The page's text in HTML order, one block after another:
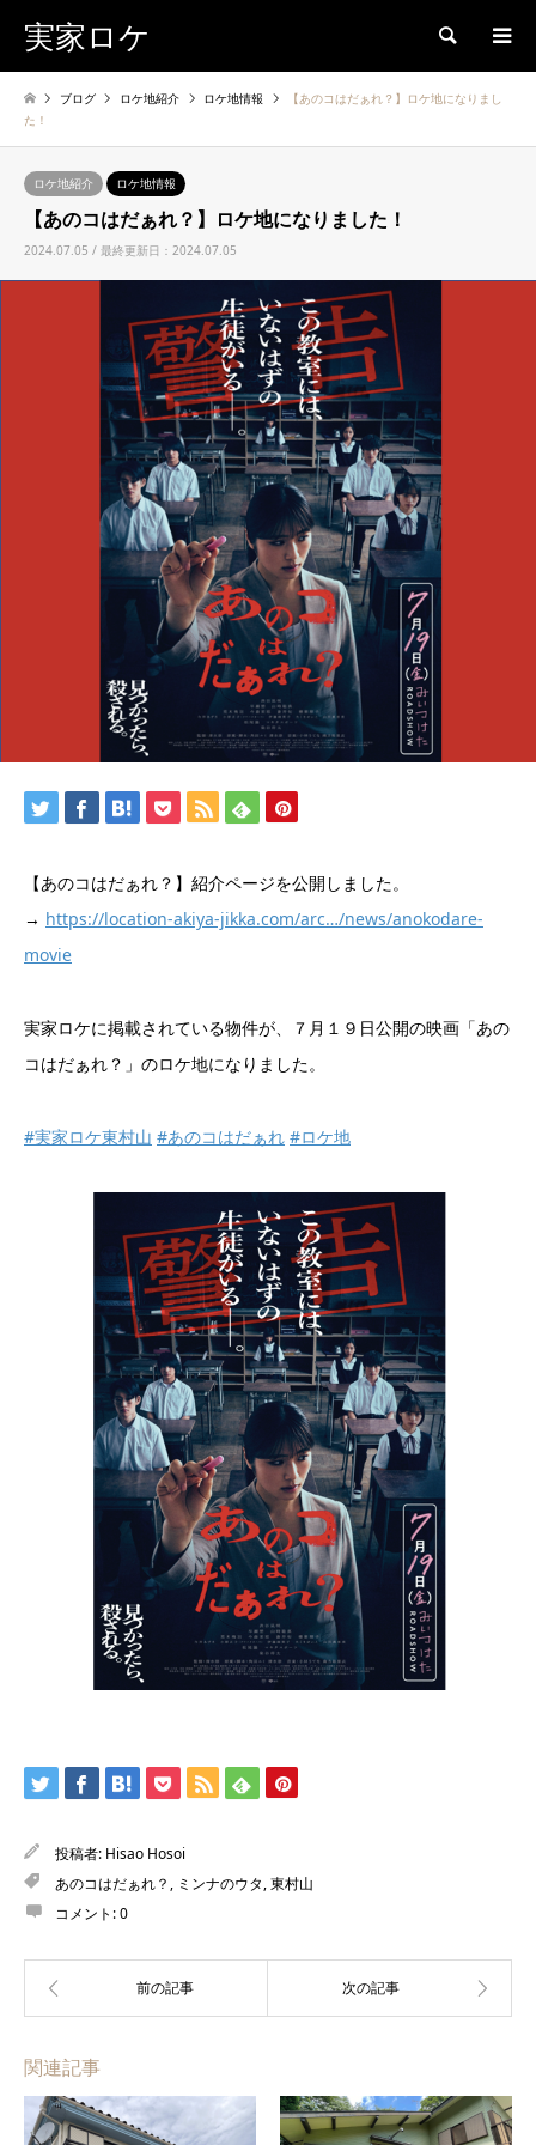
実家ロケ 検索
ブログ ロケ地紹介 ロケ地情報
【あのコはだぁれ？】ロケ地になりまし
た！
ロケ地紹介 ロケ地情報
【あのコはだぁれ？】ロケ地になりました！
2024.07.05 / 最終更新日：2024.07.05
【あのコはだぁれ？】紹介ページを公開しました。
→ https://location-akiya-jikka.com/arc…/news/anokodare-
movie
実家ロケに掲載されている物件が、７月１９日公開の映画「あの
コはだぁれ？」のロケ地になりました。
#実家ロケ東村山 #あのコはだぁれ #ロケ地
投稿者: Hisao Hosoi
あのコはだぁれ？ , ミンナのウタ,東村山
コメント:0
関連記事